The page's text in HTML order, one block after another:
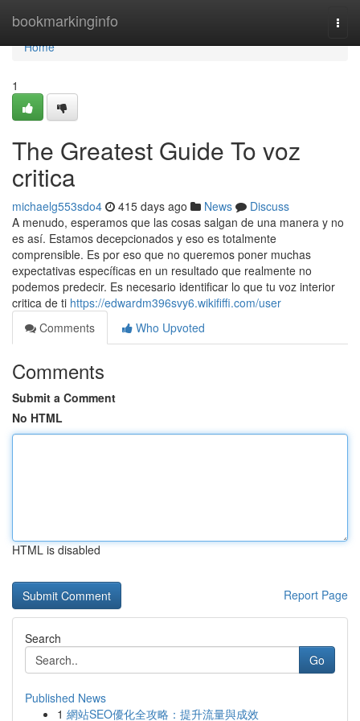
bookmarkinginfo
Home
Home
1
The Greatest Guide To voz
critica
michaelg553sdo4 415 days ago News
Discuss
A menudo, esperamos que las cosas salgan de una manera y no
es así. Estamos decepcionados y eso es totalmente
comprensible. Es por eso que no queremos poner muchas
expectativas específicas en un resultado que realmente no
podemos predecir. Es necesario identificar lo que tu voz interior
critica de ti https://edwardm396svy6.wikififfi.com/user
Comments
Who Upvoted
Comments
Submit a Comment
No HTML
HTML is disabled
Report Page
Search
Go
Published News
1 網站SEO優化全攻略：提升流量與成效